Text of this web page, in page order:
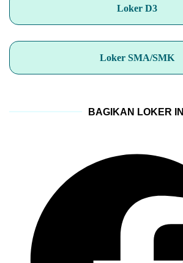
Loker D3
Loker SMA/SMK
BAGIKAN LOKER INI